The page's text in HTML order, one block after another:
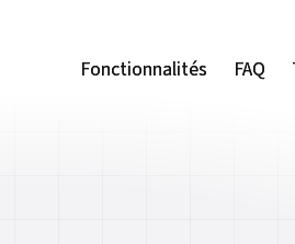
Fonctionnalités FAQ
Fonctionnalités FAQ